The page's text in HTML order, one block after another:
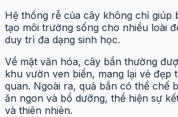
Hệ thống rễ của cây không chỉ giúp
tạo môi trường sống cho nhiều loài
duy trì đa dạng sinh học.
Về mặt văn hóa, cây bần thường
khu vườn ven biển, mang lại vẻ đẹp
quan. Ngoài ra, quả bần có thể chế
ăn ngon và bổ dưỡng, thể hiện sự
và thiên nhiên.